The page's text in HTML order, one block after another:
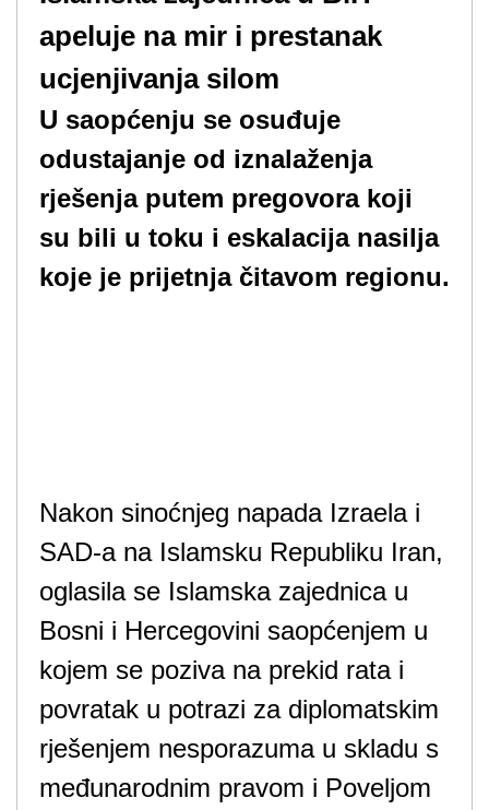
apeluje na mir i prestanak
ucjenjivanja silom
U saopćenju se osuđuje
odustajanje od iznalaženja
rješenja putem pregovora koji
su bili u toku i eskalacija nasilja
koje je prijetnja čitavom regionu.
Nakon sinoćnjeg napada Izraela i
SAD-a na Islamsku Republiku Iran,
oglasila se Islamska zajednica u
Bosni i Hercegovini saopćenjem u
kojem se poziva na prekid rata i
povratak u potrazi za diplomatskim
rješenjem nesporazuma u skladu s
međunarodnim pravom i Poveljom